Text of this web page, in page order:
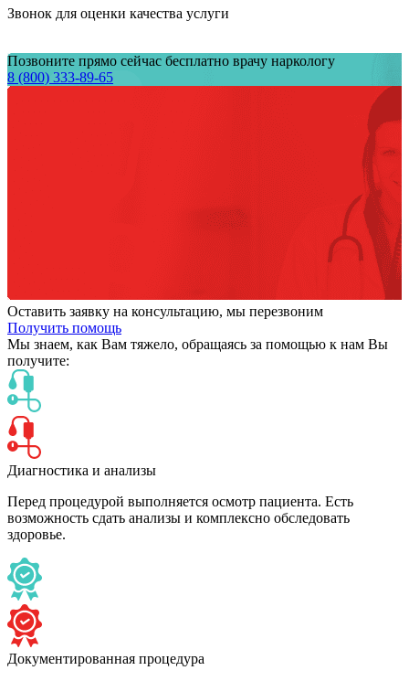
Звонок для оценки качества услуги
Позвоните прямо сейчас бесплатно врачу наркологу
8 (800) 333-89-65
Оставить заявку на консультацию, мы перезвоним
Получить помощь
Мы знаем, как Вам тяжело, обращаясь за помощью к нам Вы
получите:
Диагностика и анализы
Перед процедурой выполняется осмотр пациента. Есть
возможность сдать анализы и комплексно обследовать
здоровье.
Документированная процедура